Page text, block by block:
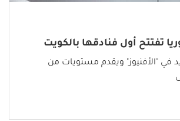
تفتتح أول فنادقها بالكويت
في "الأفنيوز" ويقدم مستويات من